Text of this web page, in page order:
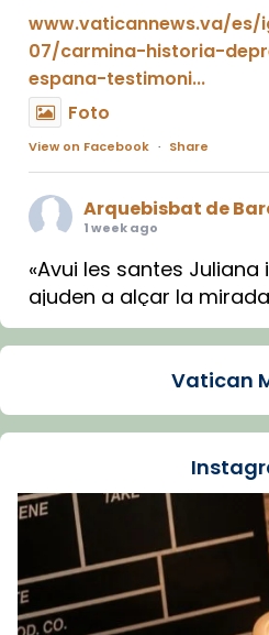
www.vaticannews.va/
07/carmina-historia-
espana-testimoni...
Foto
View on Facebook · Share
Arquebisbat de
1 week ago
«Avui les santes
ajuden a alçar la
Mons. Sergi Gordo,
Santes de Mataró.
🔗tinyurl.com/cvu5jmbk
Foto
View on Facebook Share
Arquebisbat de
de Barcelona.
Vatican